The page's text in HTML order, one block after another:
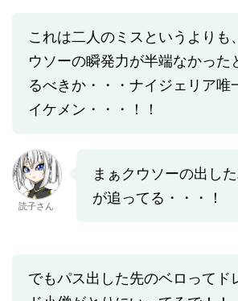
これは二人のミスというよりも
ウソーの瞬発力が半端なかった
るべきか・・・ナイジェリア唯
イケメン・・・！！
読子さん
まぁクウソーの出し
が追ってる・・・！
でもパス出した先のベロってド